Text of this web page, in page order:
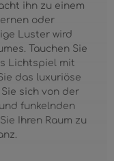
ihn zu einem
oder
Luster wird
Tauchen Sie
Lichtspiel mit
das luxuriöse
sich von der
funkelnden
Ihren Raum zu